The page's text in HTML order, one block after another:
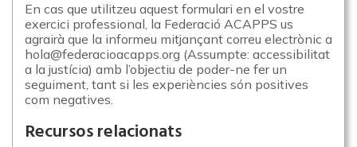
En cas que utilitzeu aquest formulari en el vostre
exercici professional, la Federació ACAPPS us
agrairà que la informeu mitjançant correu electrònic a
hola@federacioacapps.org (Assumpte: accessibilitat
a la justícia) amb l’objectiu de poder-ne fer un
seguiment, tant si les experiències són positives
com negatives.
Recursos relacionats